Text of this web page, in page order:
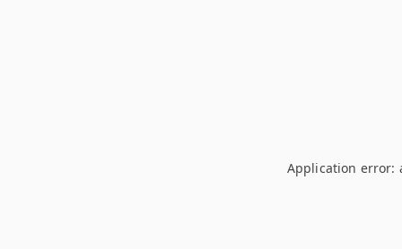
Application error: